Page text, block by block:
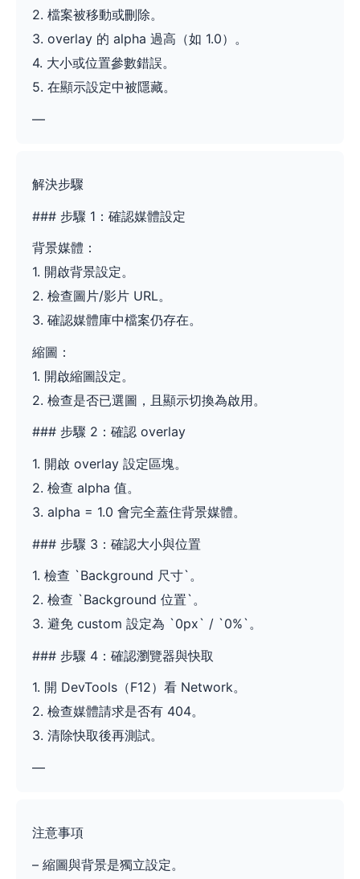
2. 檔案被移動或刪除。
3. overlay 的 alpha 過高（如 1.0）。
4. 大小或位置參數錯誤。
5. 在顯示設定中被隱藏。
—
解決步驟
### 步驟 1：確認媒體設定
背景媒體：
1. 開啟背景設定。
2. 檢查圖片/影片 URL。
3. 確認媒體庫中檔案仍存在。
縮圖：
1. 開啟縮圖設定。
2. 檢查是否已選圖，且顯示切換為啟用。
### 步驟 2：確認 overlay
1. 開啟 overlay 設定區塊。
2. 檢查 alpha 值。
3. alpha = 1.0 會完全蓋住背景媒體。
### 步驟 3：確認大小與位置
1. 檢查 `Background 尺寸`。
2. 檢查 `Background 位置`。
3. 避免 custom 設定為 `0px` / `0%`。
### 步驟 4：確認瀏覽器與快取
1. 開 DevTools（F12）看 Network。
2. 檢查媒體請求是否有 404。
3. 清除快取後再測試。
—
注意事項
– 縮圖與背景是獨立設定。